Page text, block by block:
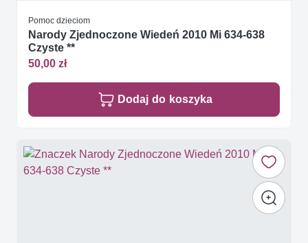
Pomoc dzieciom
Narody Zjednoczone Wiedeń 2010 Mi 634-638
Czyste **
50,00 zł
Dodaj do koszyka